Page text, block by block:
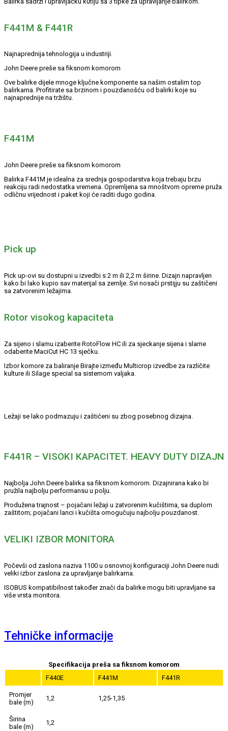
F441M & F441R
Najnaprednija tehnologija u industriji.
John Deere preše sa fiksnom komorom
Ove balirke dijele mnoge ključne komponente sa našim ostalim top
balirkama. Profitirate sa brzinom i pouzdanošću od balirki koje su
najnaprednije na tržištu.
F441M
John Deere preše sa fiksnom komorom
Balirka F441M je idealna za srednja gospodarstva koja trebaju brzu
reakciju radi nedostatka vremena. Opremljena sa mnoštvom opreme pruža
odličnu vrijednost i paket koji će raditi dugo godina.
Pick up
Pick up-ovi su dostupni u izvedbi s 2 m ili 2,2 m širine. Dizajn napravljen
kako bi lako kupio sav materijal sa zemlje. Svi nosači prstijju su zaštičeni
sa zatvorenim ležajima.
Rotor visokog kapaciteta
Za sijeno i slamu izaberite RotoFlow HC ili za sjeckanje sijena i slame
odaberite MaciCut HC 13 sječku.
Izbor komore za baliranje Birajte između Multicrop izvedbe za različite
kulture ili Silage special sa sistemom valjaka.
Ležaji se lako podmazuju i zaštićeni su zbog posebnog dizajna.
F441R – VISOKI KAPACITET. HEAVY DUTY DIZAJN
Najbolja John Deere balirka sa fiksnom komorom. Dizajnirana kako bi
pružila najbolju performansu u polju.
Produžena trajnost – pojačani ležaji u zatvorenim kučištima, sa duplom
zaštitom; pojačani lanci i kučišta omogučuju najbolju pouzdanost.
VELIKI IZBOR MONITORA
Počevši od zaslona naziva 1100 u osnovnoj konfiguraciji John Deere nudi
veliki izbor zaslona za upravljanje balirkama.
ISOBUS kompatibilnost također znači da balirke mogu biti upravljane sa
više vrsta monitora.
Tehničke informacije
Specifikacija preša sa fiksnom komorom
F440E
F441M F441R
Promjer
bale (m)
1,2 1,25-1,35
Širina
bale (m)
1,2